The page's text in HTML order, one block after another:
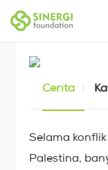
Cerita
Selama
Palestina,